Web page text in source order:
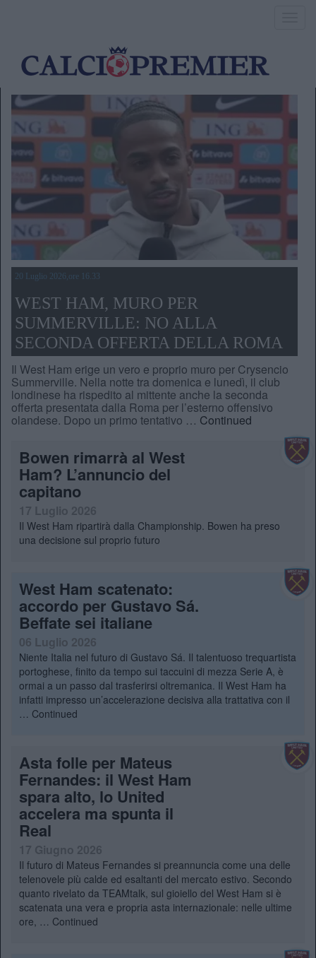
20 Luglio 2026,ore 16.33
WEST HAM, MURO PER
SUMMERVILLE: NO ALLA
SECONDA OFFERTA DELLA ROMA
Il West Ham erige un vero e proprio muro per Crysencio
Summerville. Nella notte tra domenica e lunedì, il club
londinese ha rispedito al mittente anche la seconda
offerta presentata dalla Roma per l’esterno offensivo
olandese. Dopo un primo tentativo … Continued
Bowen rimarrà al West
Ham? L’annuncio del
capitano
Il West Ham ripartirà dalla Championship. Bowen ha preso
una decisione sul proprio futuro
West Ham scatenato:
accordo per Gustavo Sá.
Beffate sei italiane
06 Luglio 2026
Niente Italia nel futuro di Gustavo Sá. Il talentuoso trequartista
portoghese, finito da tempo sui taccuini di mezza Serie A, è
ormai a un passo dal trasferirsi oltremanica. Il West Ham ha
infatti impresso un’accelerazione decisiva alla trattativa con il
… Continued
Asta folle per Mateus
Fernandes: il West Ham
spara alto, lo United
accelera ma spunta il
Real
Il futuro di Mateus Fernandes si preannuncia come una delle
telenovele più calde ed esaltanti del mercato estivo. Secondo
quanto rivelato da TEAMtalk, sul gioiello del West Ham si è
scatenata una vera e propria asta internazionale: nelle ultime
ore, … Continued